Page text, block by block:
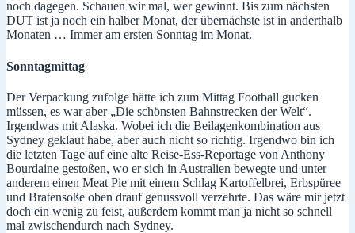
noch dagegen. Schauen wir mal, wer gewinnt. Bis zum nächsten
DUT ist ja noch ein halber Monat, der übernächste ist in anderthalb
Monaten … Immer am ersten Sonntag im Monat.
Sonntagmittag
Der Verpackung zufolge hätte ich zum Mittag Football gucken
müssen, es war aber „Die schönsten Bahnstrecken der Welt“.
Irgendwas mit Alaska. Wobei ich die Beilagenkombination aus
Sydney geklaut habe, aber auch nicht so richtig. Irgendwo bin ich
die letzten Tage auf eine alte Reise-Ess-Reportage von Anthony
Bourdaine gestoßen, wo er sich in Australien bewegte und unter
anderem einen Meat Pie mit einem Schlag Kartoffelbrei, Erbspüree
und Bratensoße oben drauf genussvoll verzehrte. Das wäre mir jetzt
doch ein wenig zu feist, außerdem kommt man ja nicht so schnell
mal zwischendurch nach Sydney.